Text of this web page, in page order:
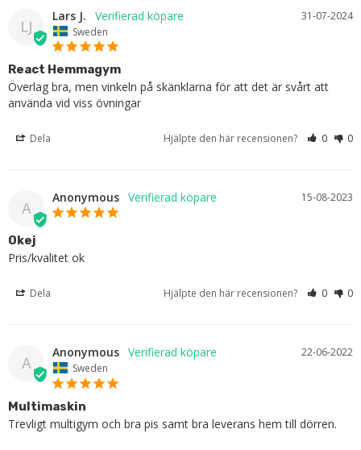
LJ
31-07-2024
Lars J.
Sweden
React Hemmagym
Överlag bra, men vinkeln på skänklarna för att det är svårt att
använda vid viss övningar
Dela Hjälpte den här recensionen? 0 0
A
15-08-2023
Anonymous
Okej
Pris/kvalitet ok
Dela Hjälpte den här recensionen? 0 0
A
22-06-2022
Anonymous
Sweden
Multimaskin
Trevligt multigym och bra pis samt bra leverans hem till dörren.